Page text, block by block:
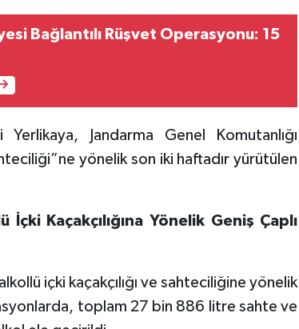
Bağlantılı Rüşvet Operasyonu: 15
Yerlikaya, Jandarma Genel Komutanlığı
yönelik son iki haftadır yürütülen
Kaçakçılığına Yönelik Geniş Çaplı
içki kaçakçılığı ve sahteciliğine yönelik
toplam 27 bin 886 litre sahte ve